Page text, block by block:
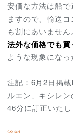
安価な方法は船
ますので、輸送
も割にあいません
法外な価格でも
ような現象になっ
注記：6月2日掲
ルエン、キシレ
46分に訂正いたし